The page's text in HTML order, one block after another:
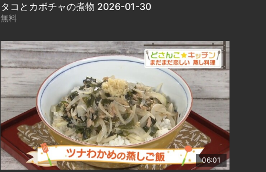
タコとカボチャの煮物 2026-01-30
無料
06:01